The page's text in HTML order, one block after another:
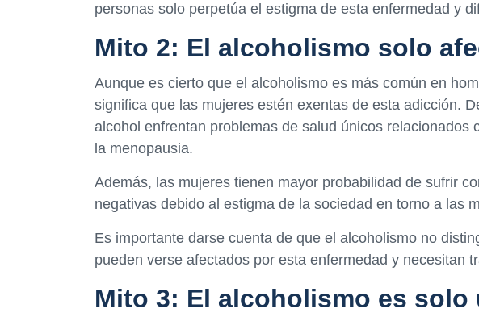
personas solo perpetúa el estigma de esta enfermedad y
Mito 2: El alcoholismo solo
Aunque es cierto que el alcoholismo es más común en
significa que las mujeres estén exentas de esta adicción.
alcohol enfrentan problemas de salud únicos relacionados
la menopausia.
Además, las mujeres tienen mayor probabilidad de sufrir
negativas debido al estigma de la sociedad en torno a las
Es importante darse cuenta de que el alcoholismo no
pueden verse afectados por esta enfermedad y necesitan
Mito 3: El alcoholismo es solo